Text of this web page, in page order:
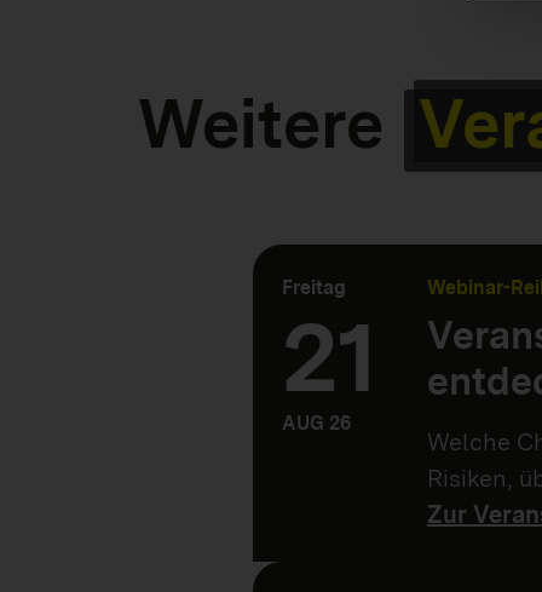
Weitere
Freitag
21
AUG 26
Webinar-
Welche
Risiken,
Zur